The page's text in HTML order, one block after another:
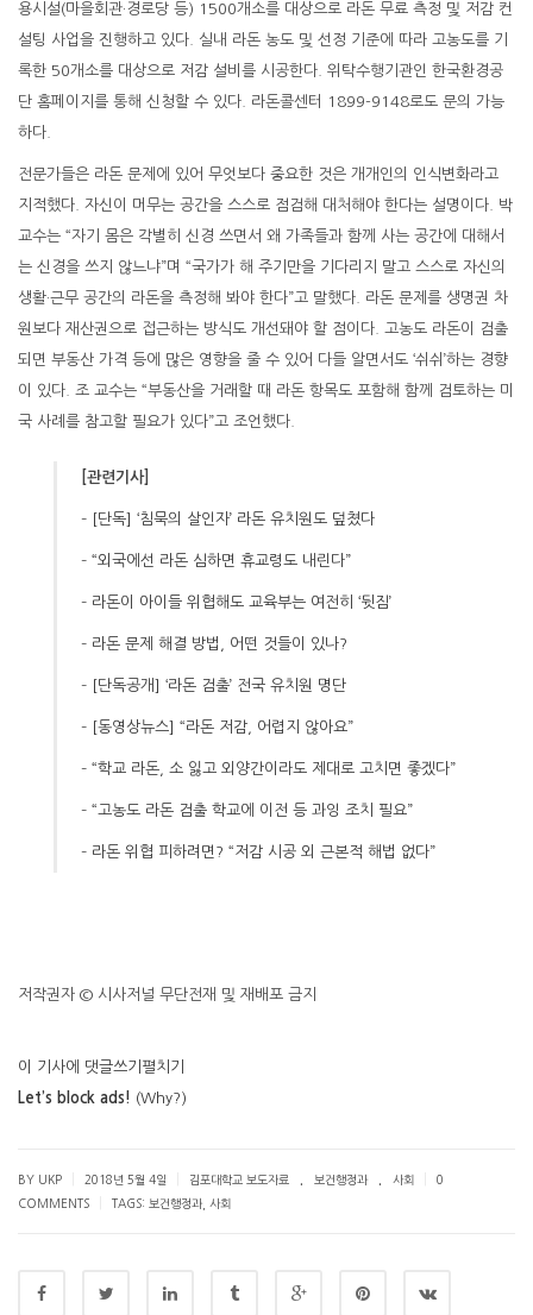
용시설(마을회관·경로당 등) 1500개소를 대상으로 라돈 무료 측정 및 저감 컨
설팅 사업을 진행하고 있다. 실내 라돈 농도 및 선정 기준에 따라 고농도를 기
록한 50개소를 대상으로 저감 설비를 시공한다. 위탁수행기관인 한국환경공
단 홈페이지를 통해 신청할 수 있다. 라돈콜센터 1899-9148로도 문의 가능
하다.
전문가들은 라돈 문제에 있어 무엇보다 중요한 것은 개개인의 인식변화라고
지적했다. 자신이 머무는 공간을 스스로 점검해 대처해야 한다는 설명이다. 박
교수는 “자기 몸은 각별히 신경 쓰면서 왜 가족들과 함께 사는 공간에 대해서
는 신경을 쓰지 않느냐”며 “국가가 해 주기만을 기다리지 말고 스스로 자신의
생활·근무 공간의 라돈을 측정해 봐야 한다”고 말했다. 라돈 문제를 생명권 차
원보다 재산권으로 접근하는 방식도 개선돼야 할 점이다. 고농도 라돈이 검출
되면 부동산 가격 등에 많은 영향을 줄 수 있어 다들 알면서도 ‘쉬쉬’하는 경향
이 있다. 조 교수는 “부동산을 거래할 때 라돈 항목도 포함해 함께 검토하는 미
국 사례를 참고할 필요가 있다”고 조언했다.
[관련기사]
– [단독] ‘침묵의 살인자’ 라돈 유치원도 덮쳤다
– “외국에선 라돈 심하면 휴교령도 내린다”
– 라돈이 아이들 위협해도 교육부는 여전히 ‘뒷짐’
– 라돈 문제 해결 방법, 어떤 것들이 있나?
– [단독공개] ‘라돈 검출’ 전국 유치원 명단
– [동영상뉴스] “라돈 저감, 어렵지 않아요”
– “학교 라돈, 소 잃고 외양간이라도 제대로 고치면 좋겠다”
– “고농도 라돈 검출 학교에 이전 등 과잉 조치 필요”
– 라돈 위협 피하려면? “저감 시공 외 근본적 해법 없다”
저작권자 © 시사저널 무단전재 및 재배포 금지
이 기사에 댓글쓰기 펼치기
Let’s block ads! (Why?)
BY UKP 2018년 5월 4일 김포대학교 보도자료 보건행정과 사회
0
COMMENTS
TAGS: 보건행정과 사회